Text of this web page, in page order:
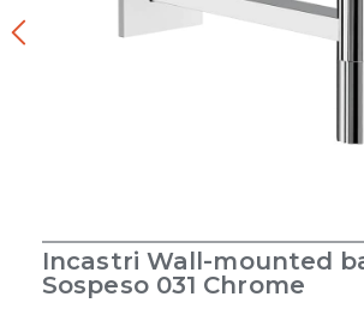
Incastri Wall-mounted
Sospeso 031 Chrome